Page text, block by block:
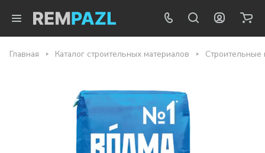
Главная Каталог строительных материалов Строительные